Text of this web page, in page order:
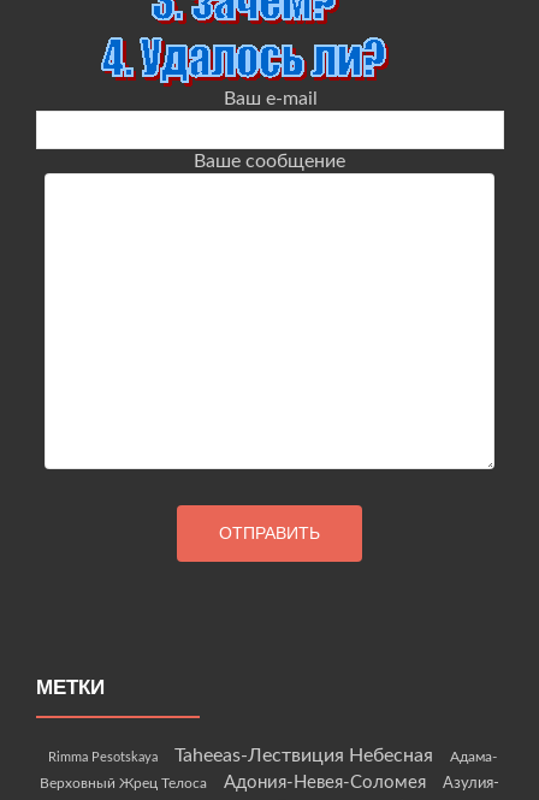
Ваш e-mail
Ваше сообщение
МЕТКИ
Rimma Pesotskaya Taheeas-Лествиция Небесная
Адама-
Верховный Жрец Телоса
Адония-Невея-Соломея
Азулия-